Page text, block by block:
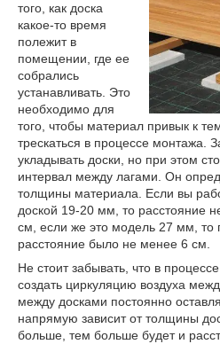
того, как доска
какое-то время
полежит в
помещении, где ее
собрались
устанавливать. Это
необходимо для
того, чтобы материал привык к
трескаться в процессе монтажа.
укладывать доски, но при этом
интервал между лагами. Он
толщины материала. Если вы
доской 19-20 мм, то расстояние
см, если же это модель 27 мм, то
расстояние было не менее 6 см.
Не стоит забывать, что в
создать циркуляцию воздуха
между досками постоянно
напрямую зависит от толщины
больше, тем больше будет и